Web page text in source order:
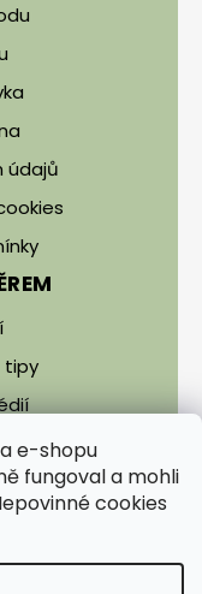
e-shopu
fungoval a mohli
cookies
údajů
tipy